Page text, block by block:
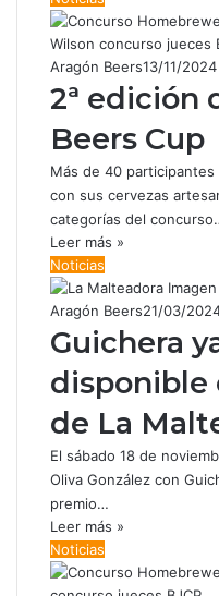
Aragón Beers13/11/2024
2ª edición
Beers Cup
Más de 40
con sus cervezas
categorías del
Leer más »
Noticias
Aragón Beers21/03/
Guichera
disponible
de La
El sábado 18 de
Oliva González con
premio…
Leer más »
Noticias